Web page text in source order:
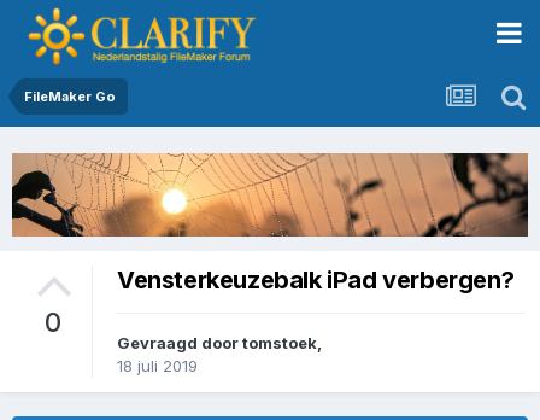
FileMaker Go
0
Vensterkeuzebalk iPad verbergen?
Gevraagd doortomstoek
18 juli 2019